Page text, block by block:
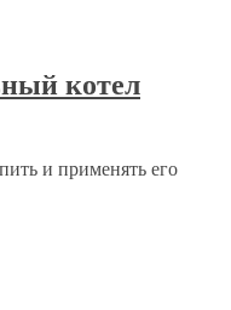
котел
и применять его